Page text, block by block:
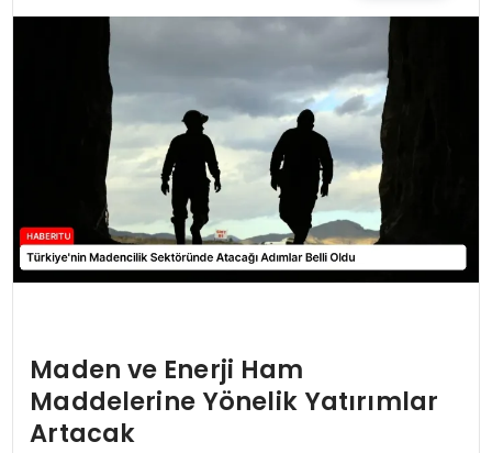
Maden ve Enerji Ham
Maddelerine Yönelik Yatırımlar
Artacak